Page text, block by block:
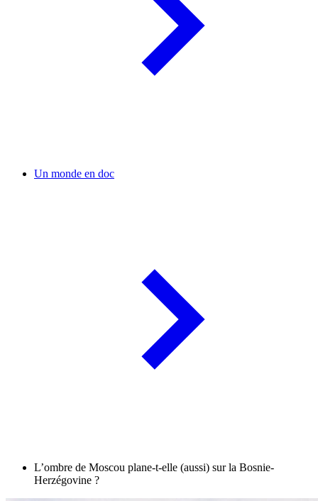
Un monde en doc
L’ombre de Moscou plane-t-elle (aussi) sur la Bosnie-
Herzégovine ?